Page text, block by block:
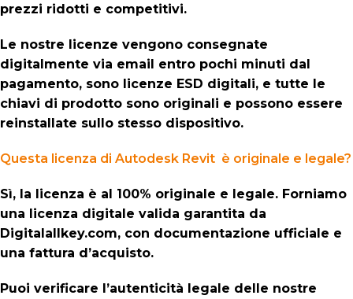
prezzi ridotti e competitivi.
Le nostre licenze vengono consegnate
digitalmente via email entro pochi minuti dal
pagamento, sono licenze ESD digitali, e tutte le
chiavi di prodotto sono originali e possono essere
reinstallate sullo stesso dispositivo.
Questa licenza di Autodesk Revit è originale e legale?
Sì, la licenza è al 100% originale e legale. Forniamo
una licenza digitale valida garantita da
Digitalallkey.com, con documentazione ufficiale e
una fattura d’acquisto.
Puoi verificare l’autenticità legale delle nostre